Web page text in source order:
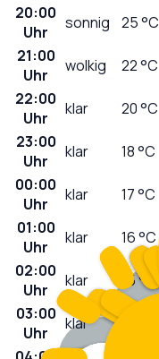
20:00
Uhr
sonnig 25°C
21:00
Uhr
wolkig 22°C
22:00
Uhr
klar 20°C
23:00
Uhr
klar 18°C
00:00
Uhr
klar 17°C
01:00
Uhr
klar 16°C
02:00
Uhr
klar 15°C
03:00
Uhr
klar